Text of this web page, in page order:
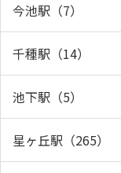
今池駅（7）
千種駅（14）
池下駅（5）
星ヶ丘駅（265）